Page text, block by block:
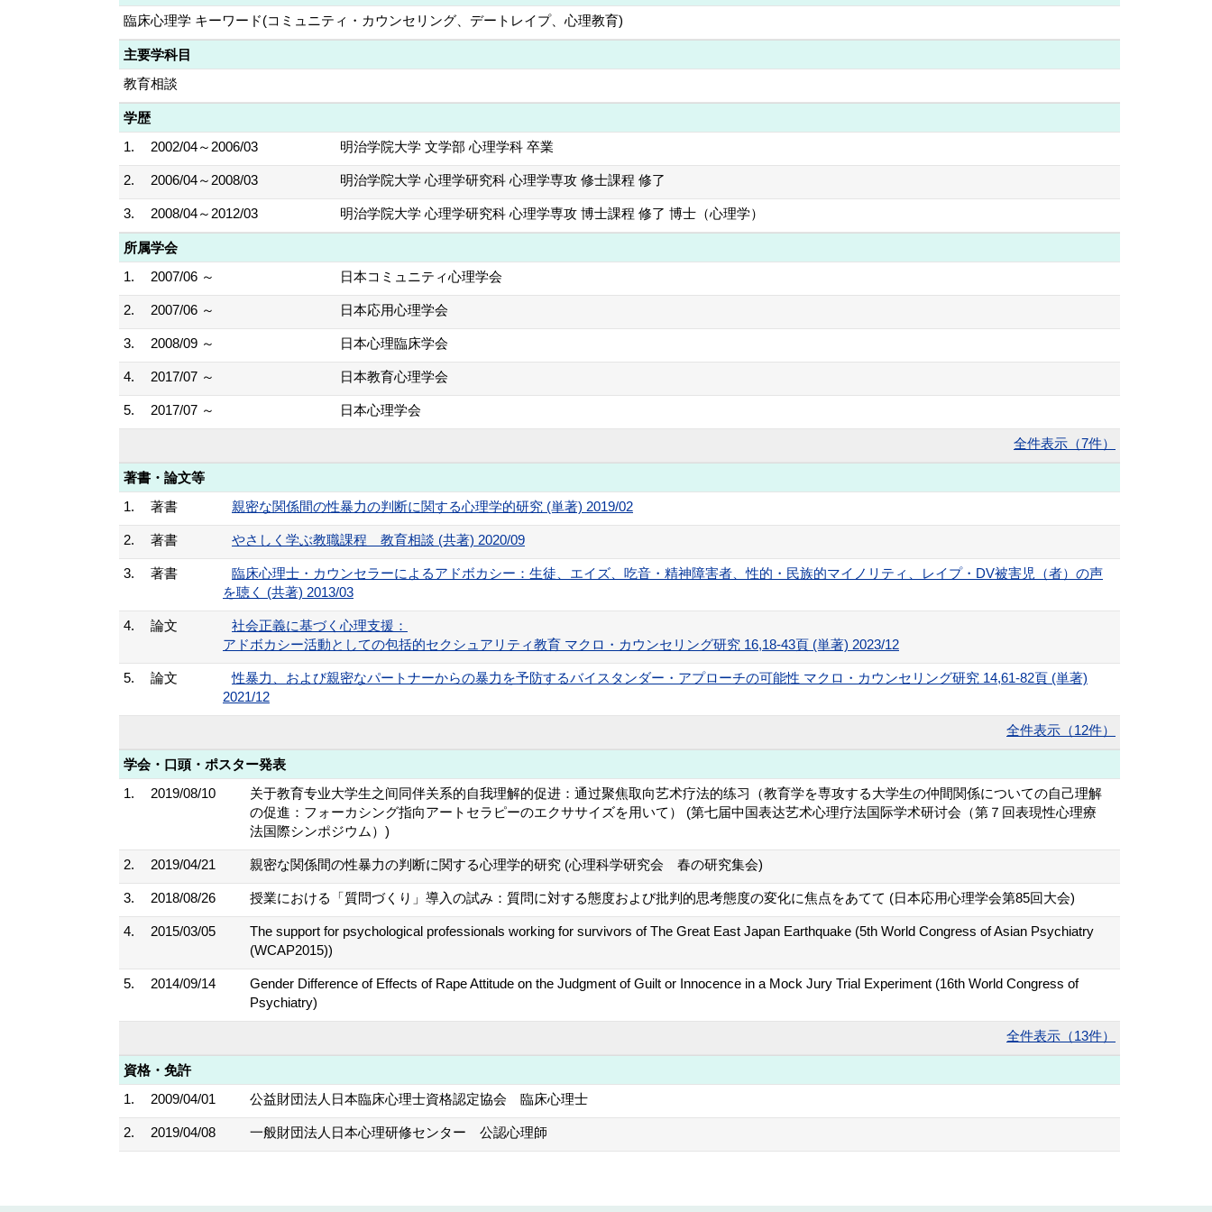
臨床心理学 キーワード(コミュニティ・カウンセリング、デートレイプ、心理教育)
主要学科目
教育相談
学歴
1.
2002/04～2006/03 明治学院大学 文学部 心理学科 卒業
2. 2006/04～2008/03 明治学院大学 心理学研究科 心理学専攻 修士課程 修了
3. 2008/04～2012/03 明治学院大学 心理学研究科 心理学専攻 博士課程 修了 博士（心理学）
所属学会
1.
2007/06 ～ 日本コミュニティ心理学会
2. 2007/06 ～ 日本応用心理学会
3. 2008/09 ～ 日本心理臨床学会
4. 2017/07 ～ 日本教育心理学会
5. 2017/07 ～ 日本心理学会
全件表示（7件）
著書・論文等
1.
著書 親密な関係間の性暴力の判断に関する心理学的研究 (単著) 2019/02
2. 著書 やさしく学ぶ教職課程 教育相談 (共著) 2020/09
3. 著書
臨床心理士・カウンセラーによるアドボカシー：生徒、エイズ、吃音・精神障害者、性的・民族的マイノリティ、レイプ・DV被害児（者）の声
を聴く (共著) 2013/03
4. 論文
社会正義に基づく心理支援：
アドボカシー活動としての包括的セクシュアリティ教育 マクロ・カウンセリング研究 16,18-43頁 (単著) 2023/12
5. 論文
性暴力、および親密なパートナーからの暴力を予防するバイスタンダー・アプローチの可能性 マクロ・カウンセリング研究 14,61-82頁 (単著)
2021/12
全件表示（12件）
学会・口頭・ポスター発表
1.
2019/08/10
关于教育专业大学生之间同伴关系的自我理解的促进： 通过聚焦取向艺术疗法的练习（教育学を専攻する大学生の仲間関係についての自己理解
の促進： フォーカシング指向アートセラピーのエクササイズを用いて） (第七届中国表达艺术心理疗法国际学术研讨会（第７回表現性心理療
法国際シンポジウム）)
2. 2019/04/21 親密な関係間の性暴力の 判断に関する心理学的研究 (心理科学研究会 春の研究集会)
3. 2018/08/26 授業における「質問づくり」導入の試み：質問に対する態度および批判的思考態度の変化に焦点をあてて (日本応用心理学会第85回大会)
4. 2015/03/05
The support for psychological professionals working for survivors of The Great East Japan Earthquake (5th World Congress of Asian Psychiatry
(WCAP2015))
5. 2014/09/14
Gender Difference of Effects of Rape Attitude on the Judgment of Guilt or Innocence in a Mock Jury Trial Experiment (16th World Congress of
Psychiatry)
全件表示（13件）
資格・免許
1.
2009/04/01 公益財団法人日本臨床心理士資格認定協会 臨床心理士
2. 2019/04/08 一般財団法人日本心理研修センター 公認心理師